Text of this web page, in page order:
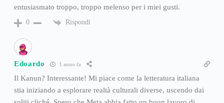
entusiasmato troppo, troppo melenso per i miei gusti.
0 Rispondi
Edoardo 1 anno fa
Il Kanun? Interessante! Mi piace come la letteratura italiana
stia iniziando a esplorare realtà culturali diverse, uscendo dai